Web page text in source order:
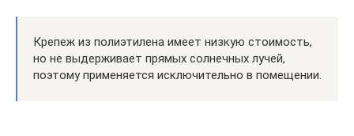
Крепеж из полиэтилена имеет низкую стоимость,
но не выдерживает прямых солнечных лучей,
поэтому применяется исключительно в помещении.